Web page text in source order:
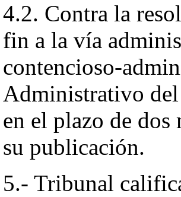
4.2. Contra la
fin a la vía
contencioso-
Administrativo del
en el plazo de dos
su publicación.
5.- Tribunal